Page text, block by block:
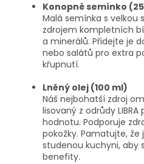
Konopné semínko
Malá semínka s velkou
zdrojem kompletních
a minerálů. Přidejte je
nebo salátů pro extra
křupnutí.
Lněný olej (100 ml)
Náš nejbohatší zdroj
lisovaný z odrůdy
hodnotu. Podporuje
pokožky. Pamatujte,
studenou kuchyni, aby
benefity.